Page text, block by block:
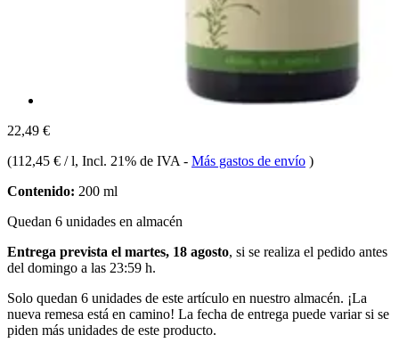
22,49 €
(112,45 € / l, Incl. 21% de IVA - Más gastos de envío )
Contenido: 200 ml
Quedan 6 unidades en almacén
Entrega prevista el martes, 18 agosto, si se realiza el pedido antes
del domingo a las 23:59 h.
Solo quedan 6 unidades de este artículo en nuestro almacén. ¡La
nueva remesa está en camino! La fecha de entrega puede variar si se
piden más unidades de este producto.